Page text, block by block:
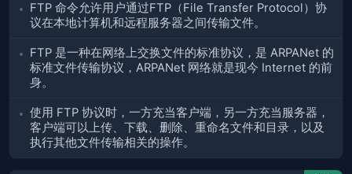
FTP 命令允许用户通过FTP（File Transfer Protocol）协
议在本地计算机和远程服务器之间传输文件。
FTP 是一种在网络上交换文件的标准协议，是 ARPANet 的
标准文件传输协议，ARPANet 网络就是现今 Internet 的前
身。
使用 FTP 协议时，一方充当客户端，另一方充当服务器，
客户端可以上传、下载、删除、重命名文件和目录，以及
执行其他文件传输相关的操作。